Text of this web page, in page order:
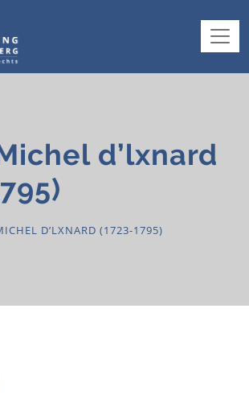
d’lxnard
D’LXNARD (1723-1795)